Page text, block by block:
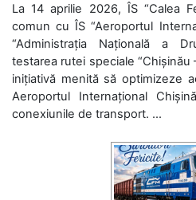
La 14 aprilie 2026, ÎS “Calea
comun cu ÎS “Aeroportul
“Administrația Națională a
testarea rutei speciale “Chișinău
inițiativă menită să optimizeze
Aeroportul Internațional
conexiunile de transport. ...